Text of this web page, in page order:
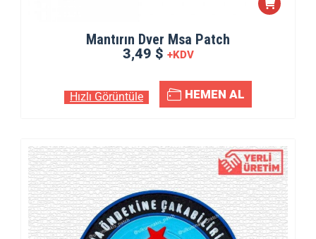
Mantırın Dver Msa Patch
3,49 $ +KDV
Hızlı Görüntüle HEMEN AL